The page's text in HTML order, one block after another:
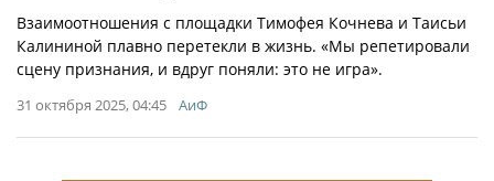
Взаимоотношения с площадки Тимофея Кочнева и Таисьи
Калининой плавно перетекли в жизнь. «Мы репетировали
сцену признания, и вдруг поняли: это не игра».
31 октября 2025, 04:45 АиФ